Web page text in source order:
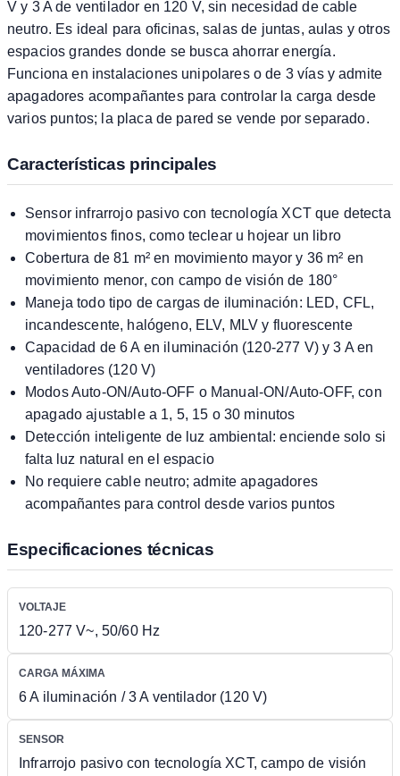
V y 3 A de ventilador en 120 V, sin necesidad de cable
neutro. Es ideal para oficinas, salas de juntas, aulas y otros
espacios grandes donde se busca ahorrar energía.
Funciona en instalaciones unipolares o de 3 vías y admite
apagadores acompañantes para controlar la carga desde
varios puntos; la placa de pared se vende por separado.
Características principales
Sensor infrarrojo pasivo con tecnología XCT que detecta
movimientos finos, como teclear u hojear un libro
Cobertura de 81 m² en movimiento mayor y 36 m² en
movimiento menor, con campo de visión de 180°
Maneja todo tipo de cargas de iluminación: LED, CFL,
incandescente, halógeno, ELV, MLV y fluorescente
Capacidad de 6 A en iluminación (120-277 V) y 3 A en
ventiladores (120 V)
Modos Auto-ON/Auto-OFF o Manual-ON/Auto-OFF, con
apagado ajustable a 1, 5, 15 o 30 minutos
Detección inteligente de luz ambiental: enciende solo si
falta luz natural en el espacio
No requiere cable neutro; admite apagadores
acompañantes para control desde varios puntos
Especificaciones técnicas
VOLTAJE
120-277 V~, 50/60 Hz
CARGA MÁXIMA
6 A iluminación / 3 A ventilador (120 V)
SENSOR
Infrarrojo pasivo con tecnología XCT, campo de visión